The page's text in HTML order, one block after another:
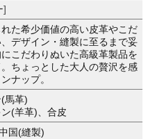
]
た希少価値の高い皮革やこだ
デザイン・縫製に至るまで妥
こだわりぬいた高級革製品を
ちょっとした大人の贅沢を感
ナップ。
馬革)
(羊革)、合皮
国(縫製)